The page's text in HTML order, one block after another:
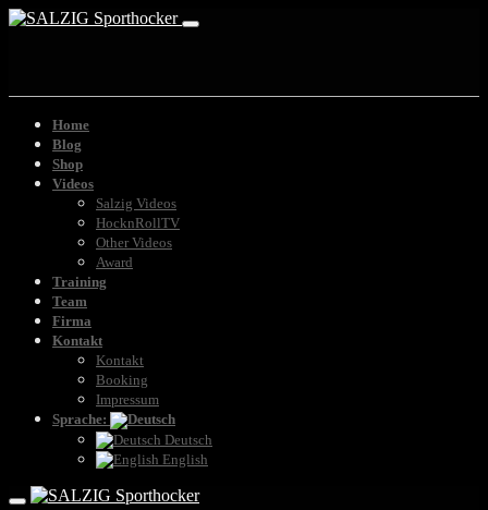
Home
Blog
Shop
Videos
Salzig Videos
HocknRollTV
Other Videos
Award
Training
Team
Firma
Kontakt
Kontakt
Booking
Impressum
Sprache:
Deutsch
English